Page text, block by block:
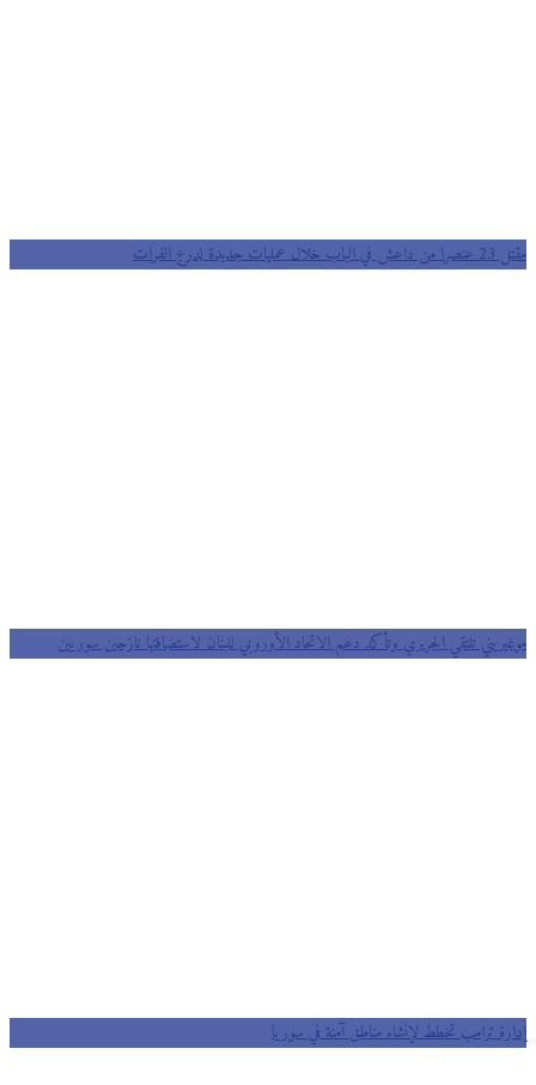
مقتل 23 عنصرا من داعش في الباب خلال عمليات جديدة لدرع الفرات
موغيريني تلتقي الحريري وتأكد دعم الاتحاد الأوروبي للبنان لاستضافتها نازحين سوريين
إدارة ترامب تخطط لإنشاء مناطق آمنة في سوريا